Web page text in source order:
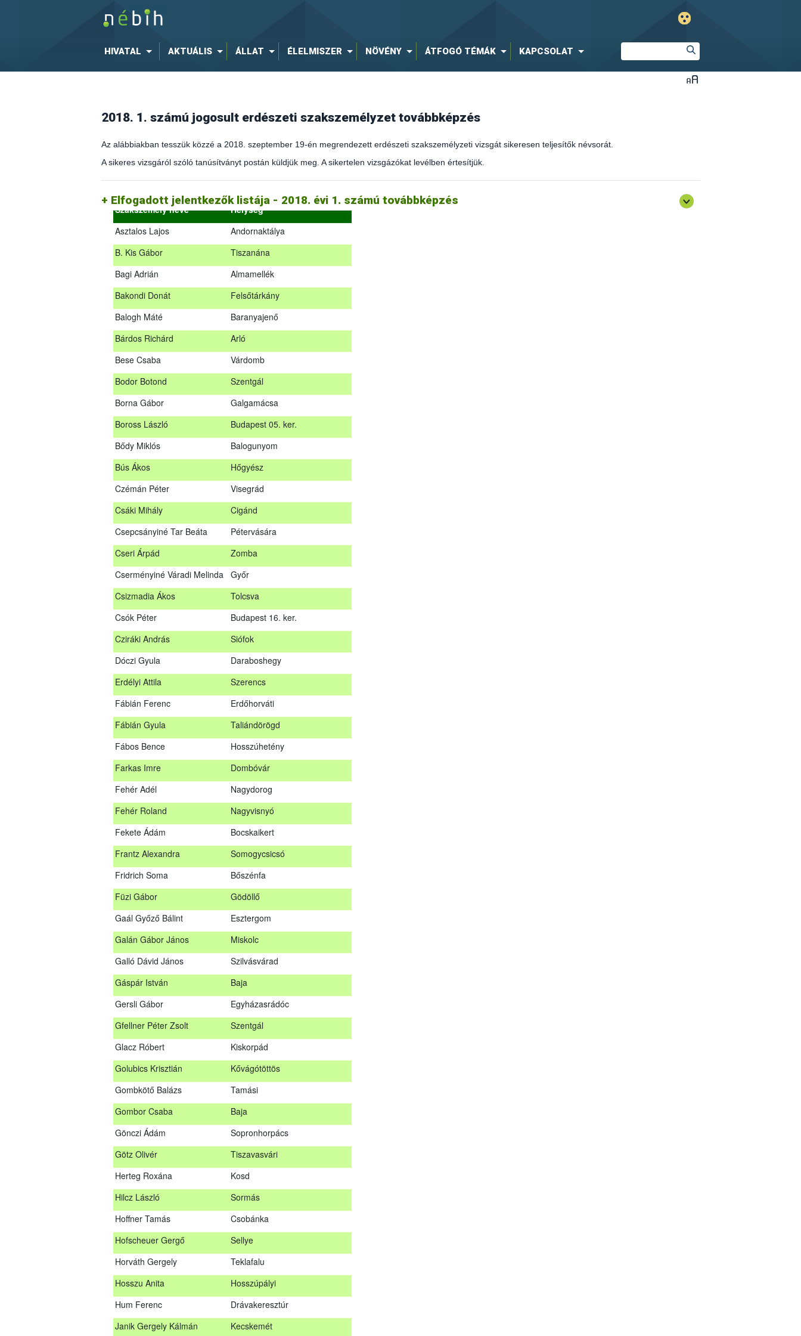
HIVATAL AKTUÁLIS ÁLLAT ÉLELMISZER NÖVÉNY ÁTFOGÓ TÉMÁK KAPCSOLAT
2018. 1. számú jogosult erdészeti szakszemélyzet továbbképzés
Az alábbiakban tesszük közzé a 2018. szeptember 19-én megrendezett erdészeti szakszemélyzeti vizsgát sikeresen teljesítők névsorát.
A sikeres vizsgáról szóló tanúsítványt postán küldjük meg. A sikertelen vizsgázókat levélben értesítjük.
Elfogadott jelentkezők listája - 2018. évi 1. számú továbbképzés
Szakszemély neve
Helység
Asztalos Lajos
Andornaktálya
B. Kis Gábor
Tiszanána
Bagi Adrián
Almamellék
Bakondi Donát
Felsőtárkány
Balogh Máté
Baranyajenő
Bárdos Richárd
Arló
Bese Csaba
Várdomb
Bodor Botond
Szentgál
Borna Gábor
Galgamácsa
Boross László
Budapest 05. ker.
Bődy Miklós
Balogunyom
Bús Ákos
Hőgyész
Czémán Péter
Visegrád
Csáki Mihály
Cigánd
Csepcsányiné Tar Beáta
Pétervására
Cseri Árpád
Zomba
Cserményiné Váradi Melinda
Győr
Csizmadia Ákos
Tolcsva
Csók Péter
Budapest 16. ker.
Cziráki András
Siófok
Dóczi Gyula
Daraboshegy
Erdélyi Attila
Szerencs
Fábián Ferenc
Erdőhorváti
Fábián Gyula
Taliándörögd
Fábos Bence
Hosszúhetény
Farkas Imre
Dombóvár
Fehér Adél
Nagydorog
Fehér Roland
Nagyvisnyó
Fekete Ádám
Bocskaikert
Frantz Alexandra
Somogycsicsó
Fridrich Soma
Bőszénfa
Füzi Gábor
Gödöllő
Gaál Győző Bálint
Esztergom
Galán Gábor János
Miskolc
Galló Dávid János
Szilvásvárad
Gáspár István
Baja
Gersli Gábor
Egyházasrádóc
Gfellner Péter Zsolt
Szentgál
Glacz Róbert
Kiskorpád
Golubics Krisztián
Kővágótöttös
Gombkötő Balázs
Tamási
Gombor Csaba
Baja
Gönczi Ádám
Sopronhorpács
Götz Olivér
Tiszavasvári
Herteg Roxána
Kosd
Hilcz László
Sormás
Hoffner Tamás
Csobánka
Hofscheuer Gergő
Sellye
Horváth Gergely
Teklafalu
Hosszu Anita
Hosszúpályi
Hum Ferenc
Drávakeresztúr
Janik Gergely Kálmán
Kecskemét
Az alábbiakban tesszük közzé a 2018. szeptember 19-én megrendezett erdészeti szakszemélyzeti vizsgát sikeresen teljesítők névsorát.
A sikeres vizsgáról szóló tanúsítványt postán küldjük meg. A sikertelen vizsgázókat levélben értesítjük.
Szakszemély neve
Helység
Asztalos Lajos
Andornaktálya
B. Kis Gábor
Tiszanána
Bagi Adrián
Almamellék
Bakondi Donát
Felsőtárkány
Balogh Máté
Baranyajenő
Bárdos Richárd
Arló
Bese Csaba
Várdomb
Bodor Botond
Szentgál
Boross László
Budapest 05. ker.
Bődy Miklós
Balogunyom
Bús Ákos
Hőgyész
Czémán Péter
Visegrád
Cziráki András
Barcs
Csáki Mihály
Cigánd
Cseri Árpád
Zomba
Cserményiné Váradi Melinda
Győr
Csizmadia Ákos
Tolcsva
Csók Péter
Budapest 16. ker.
Dóczi Gyula
Daraboshegy
Erdélyi Attila
Szerencs
Fábián Ferenc
Erdőhorváti
Fábián Gyula
Taliándörögd
Fábos Bence
Hosszúhetény
Farkas Imre
Dombóvár
Fehér Adél
Nagydorog
Fehér Roland
Nagyvisnyó
Fekete Ádám
Bocskaikert
Frantz Alexandra
Somogycsicsó
Füzi Gábor
Gödöllő
Gaál Győző Bálint
Esztergom
Galán Gábor János
Miskolc
Galló Dávid János
Szilvásvárad
Gáspár István
Baja
Gersli Gábor
Egyházasrádóc
Gfellner Péter Zsolt
Szentgál
Glacz Róbert
Kiskorpád
Golubics Krisztián
Kővágótöttös
Gombkötő Balázs
Tamási
Gombor Csaba
Baja
Gönczi Ádám
Sopronhorpács
Götz Olivér
Tiszavasvári
Herteg Roxána
Kosd
Hilcz László
Sormás
Hoffner Tamás
Csobánka
Hofscheuer Gergő
Sellye
Horváth Gergely
Teklafalu
Hosszu Anita
Hosszúpályi
Hum Ferenc
Drávakeresztúr